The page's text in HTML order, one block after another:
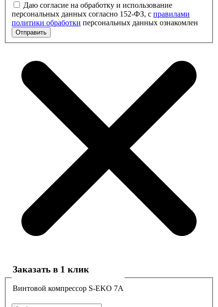
Даю согласие на обработку и использование
персональных данных согласно 152-ФЗ, с правилами
политики обработки персональных данных ознакомлен
Отправить
Заказать в 1 клик
Винтовой компрессор S-EKO 7A